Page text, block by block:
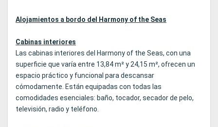
Alojamientos a bordo del Harmony of the Seas
Cabinas interiores
Las cabinas interiores del Harmony of the Seas, con una
superficie que varía entre 13,84 m² y 24,15 m², ofrecen un
espacio práctico y funcional para descansar
cómodamente. Están equipadas con todas las
comodidades esenciales: baño, tocador, secador de pelo,
televisión, radio y teléfono.